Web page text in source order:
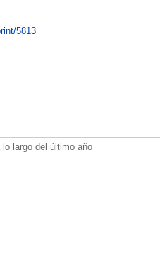
5813
largo del último año